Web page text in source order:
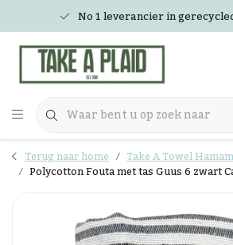
No 1 leverancier in
Terug naar home Take A Towel
Polycotton Fouta met tas Guus 6 zwart